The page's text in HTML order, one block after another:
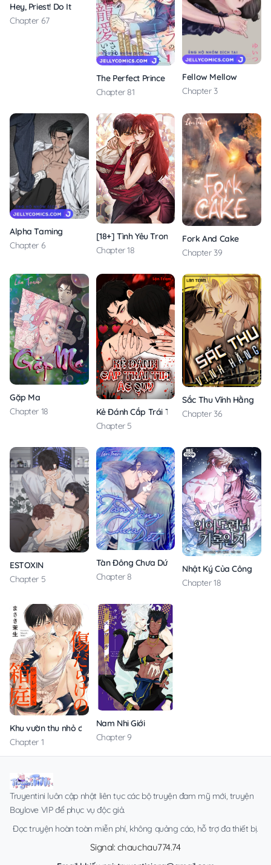
Hey, Priest! Do It
Chapter 67
The Perfect Prince Loves Me, His Rival?!
Chapter 81
Fellow Mellow
Chapter 3
Alpha Taming
Chapter 6
[18+] Tình Yêu Trong Sáng
Chapter 18
Fork And Cake
Chapter 39
Gặp Ma
Chapter 18
Kẻ Đánh Cắp Trái Tim Ác Quỷ
Chapter 5
Sắc Thu Vĩnh Hằng
Chapter 36
ESTOXIN
Chapter 5
Tàn Đông Chưa Dứt
Chapter 8
Nhật Ký Của Công Tử
Chapter 18
Khu vườn thu nhỏ đầy sẹo
Chapter 1
Nam Nhi Giới
Chapter 9
Truyentini luôn cập nhật liên tục các bộ truyện đam mỹ mới, truyện
Boylove VIP để phục vụ độc giả.
Đọc truyện hoàn toàn miễn phí, không quảng cáo, hỗ trợ đa thiết bị.
Signal: chauchau774.74